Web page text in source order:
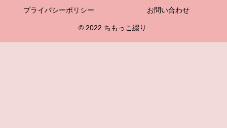
プライバシーポリシー
お問い合わせ
© 2022 ちもっこ綴り.